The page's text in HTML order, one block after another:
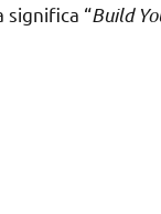
significa “Build